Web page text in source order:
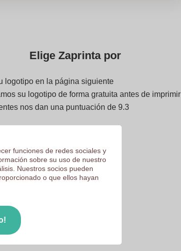
Elige Zaprinta por
logotipo en la página siguiente
su logotipo de forma gratuita antes de imprimir
nos dan una puntuación de 9.3
funciones de redes sociales y
sobre su uso de nuestro
Nuestros socios pueden
o que ellos hayan